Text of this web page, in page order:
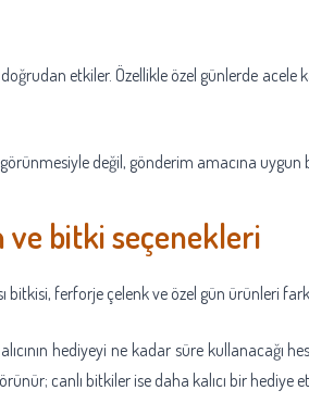
etkiler. Özellikle özel günlerde acele
değil, gönderim amacına uygun
bitki seçenekleri
bitkisi, ferforje çelenk ve özel gün ürünleri
hediyeyi ne kadar süre kullanacağı
canlı bitkiler ise daha kalıcı bir hediye